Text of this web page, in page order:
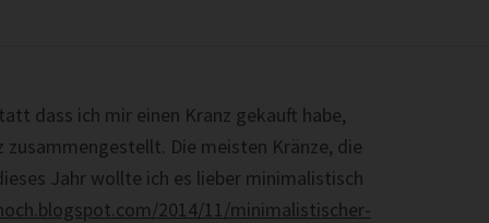
dass ich mir einen Kranz gekauft habe,
Die meisten Kränze, die
Jahr wollte ich es lieber minimalistisch
2014/11/minimalistischer-